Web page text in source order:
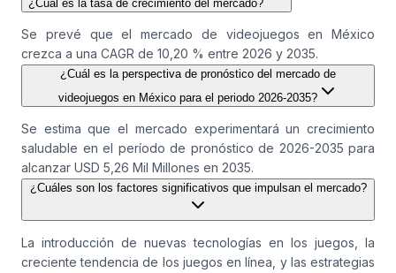
¿Cuál es la tasa de crecimiento del mercado?
Se prevé que el mercado de videojuegos en México
crezca a una CAGR de 10,20 % entre 2026 y 2035.
¿Cuál es la perspectiva de pronóstico del mercado de
videojuegos en México para el periodo 2026-2035?
Se estima que el mercado experimentará un crecimiento
saludable en el período de pronóstico de 2026-2035 para
alcanzar USD 5,26 Mil Millones en 2035.
¿Cuáles son los factores significativos que impulsan el mercado?
La introducción de nuevas tecnologías en los juegos, la
creciente tendencia de los juegos en línea, y las estrategias